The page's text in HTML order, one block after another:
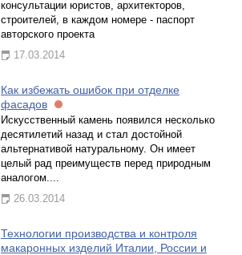
консультации юристов, архитекторов,
строителей, в каждом номере - паспорт
авторского проекта
17.03.2014
Как избежать ошибок при отделке
фасадов
Искусственный камень появился несколько
десятилетий назад и стал достойной
альтернативой натуральному. Он имеет
целый рад преимуществ перед природным
аналогом....
26.03.2014
Технологии производства и контроля
макаронных изделий Италии, России и